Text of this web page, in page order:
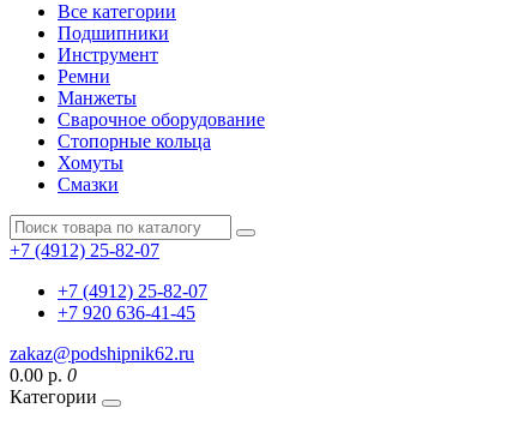
Все категории
Подшипники
Инструмент
Ремни
Манжеты
Сварочное оборудование
Стопорные кольца
Хомуты
Смазки
+7 (4912) 25-82-07
+7 (4912) 25-82-07
+7 920 636-41-45
zakaz@podshipnik62.ru
0.00 р. 0
Категории